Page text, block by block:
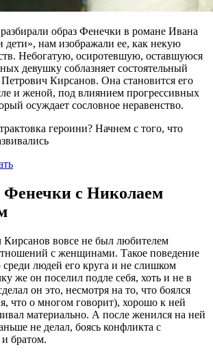
образ Фенечки в романе Ивана
дети», нам изображали ее, как некую
Небогатую, осиротевшую, оставшуюся
девушку соблазняет состоятельный
Кирсанов. Она становится его
и женой, под влиянием прогрессивных
осуждает сословное неравенство.
героини? Начнем с того, что
с Николаем
вовсе не был любителем
с женщинами. Такое поведение
людей его круга и не слишком
же он поселил подле себя, хоть и не в
он это, несмотря на то, что боялся
что о многом говорит), хорошо к ней
материально. А после женился на ней
не делал, боясь конфликта с
братом.